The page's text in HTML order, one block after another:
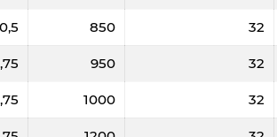
0,5 850 32
950 32
1000 32